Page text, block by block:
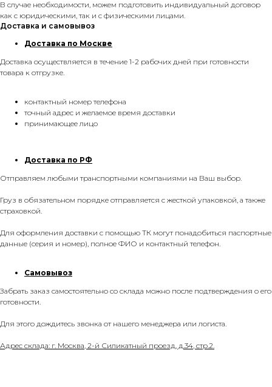
В случае необходимости, можем подготовить индивидуальный договор
как с юридическими, так и с физическими лицами.
Доставка и самовывоз
Доставка по Москве
Доставка осуществляется в течение 1-2 рабочих дней при готовности
товара к отгрузке.
контактный номер телефона
точный адрес и желаемое время доставки
принимающее лицо
Доставка по РФ
Отправляем любыми транспортными компаниями на Ваш выбор.
Груз в обязательном порядке отправляется с жесткой упаковкой, а также
страховкой.
Для оформления доставки с помощью ТК могут понадобиться паспортные
данные (серия и номер), полное ФИО и контактный телефон.
Самовывоз
Забрать заказ самостоятельно со склада можно после подтверждения о его
готовности.
Для этого дождитесь звонка от нашего менеджера или логиста.
Адрес склада: г. Москва, 2-й Силикатный проезд, д.34, стр.2.